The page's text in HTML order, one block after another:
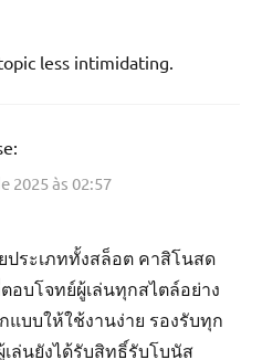
less intimidating.
2025 às 02:57
ประเภททั้งสล็อต คาสิโนสด
อบโจทย์ผู้เล่นทุกสไตล์อย่าง
บบให้ใช้งานง่าย รองรับทุก
ล่นยังได้รับสิทธิ์รับโบนัส